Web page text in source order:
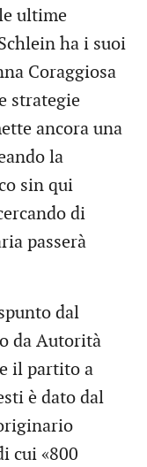
ultime
ha i suoi
Coraggiosa
strategie
ancora una
la
sin qui
di
passerà
dal
da Autorità
il partito a
è dato dal
cui «800